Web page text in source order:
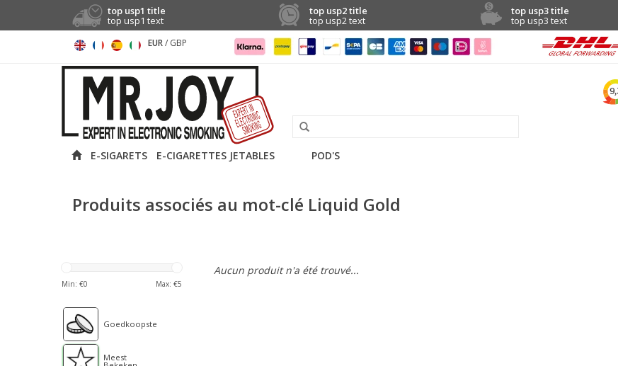
top usp1 title
top usp1 text
top usp2 title
top usp2 text
top usp3 title
top usp3 text
EUR/ GBP
E-SIGARETS E-CIGARETTES JETABLES POD'S
Produits associés au mot-clé Liquid Gold
Min: €0 Max: €5
Goedkoopste
Meest
Aucun produit n'a été trouvé...